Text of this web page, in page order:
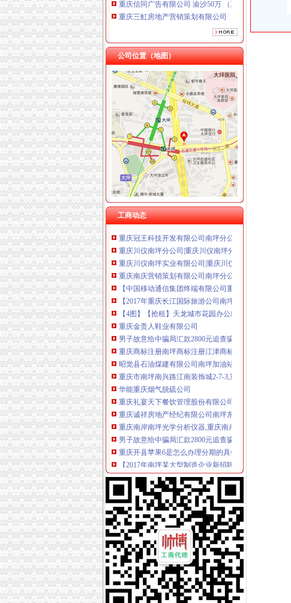
重庆三虹房地产营销策划有限公司
重庆宝鹰汽车销售有限公司
重庆鸽牌电线电缆有限公司 渝北10010万 (进出口权)
重庆傲志众达投资咨询有限责任公司 渝九1000万 （增
重庆臣夫商贸有限公司 （执照专让）
重庆国洪体育设施有限公司
重庆星竣贸易有限责任公司 渝中100万 （进出口权）
重庆海谛升进出口贸易有限公司 渝北100万 （进出口权
重庆奕欣锦诚商贸有限公司 渝九50万 （工商注册）
重庆信同广告有限公司 渝沙50万 （工商注册）
重庆三虹房地产营销策划有限公司
重庆宝鹰汽车销售有限公司
公司位置（地图）
工商动态
南坪无地址注册公司
重庆路桥（）_定期报告_公司资料_新浪财经
重庆开县苹果6是怎么办理分期的具体地址月供-直辖市
重庆万鑫科技有限公司南坪分公司联系方式_信用报告
重庆工商注册|重庆注册公司|重庆工商年检|重庆办照-重
南坪公司注册、工商变更、公司注销、律顾问、公司转
南坪工商注册代办浅析外资公司注册流程-商务服务-绍
重庆木材公司南坪经营部_【信用信息_诉讼信息_财务
重庆市南坪实业总公司_【信用信息_诉讼信息_财务信
重庆市长雄物业发展有限公司南坪分公司_【信用信息_
重庆永通物资有限责任公司南坪分公司联系方式_信用
重庆冠王科技开发有限公司南坪分公司联系方式_信用
重庆川仪南坪分公司|重庆川仪南坪分公司网站
重庆川仪南坪实业有限公司|重庆川仪南坪实业有限公司
重庆南庆营销策划有限公司南坪分公司
【中国移动通信集团终端有限公司重庆南坪营业厅工商
【2017年重庆长江国际旅游公司南坪分公司新招聘信息
【4图】【抢租】天龙城市花园办公出租仅1700月,【可
重庆金贵人鞋业有限公司
男子故意给中骗局汇款2800元追查骗子|中骗局|故意汇
重庆商标注册南坪商标注册江津商标注册_志趣网
昭觉县石油煤建有限公司南坪加油站
重庆市南坪南兴路江南装饰城2-7-3,重庆四纵物流有限
华能重庆烟气脱硫公司
重庆礼宴天下餐饮管理股份有限公司南坪分公司_【信
重庆诚祥房地产经纪有限公司南坪东路二分部_【信用
重庆南岸南坪光学分析仪器,重庆南岸南坪光学分析仪
男子故意给中骗局汇款2800元追查骗子_新闻_腾讯网
重庆开县苹果6是怎么办理分期的具体地址月供-直辖市
【2017年南坪某大型制造企业新招聘信息_电话_地址】
【重庆江北搬家到南坪搬家公司江北区专业搬家公司
南坪除甲醛公司重庆南坪新房除甲醛公司
重庆南岸南坪通用零部件,重庆南岸南坪通用零部件价
【风行财务管理_风行老快计公司注册工商注册年检】-
重庆路桥（）_定期报告_公司资料_新浪财经
【巴南工商注册/南坪工商注册【渝盾】值得信赖】厂
重庆市食品品监督管理局关于拟注销《器械经营企业许
重庆团林网络科技有限公司
重庆商社电器有限公司南坪商场_重庆市_渝中区_企业
公司介绍-重庆赛恩斯仪器有限公司
公司介绍-重庆赛恩斯仪器有限公司